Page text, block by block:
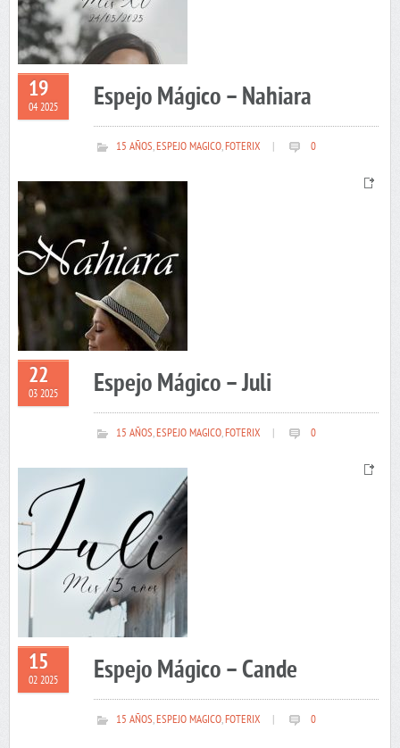
19
04 2025 Espejo Mágico – Nahiara
15 AÑOS,ESPEJO MAGICO,FOTERIX 0
22
03 2025 Espejo Mágico – Juli
15 AÑOS,ESPEJO MAGICO,FOTERIX 0
15
02 2025 Espejo Mágico – Cande
15 AÑOS,ESPEJO MAGICO,FOTERIX 0